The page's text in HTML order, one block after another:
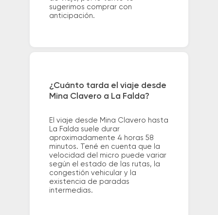
sugerimos comprar con
anticipación.
¿Cuánto tarda el viaje desde
Mina Clavero a La Falda?
El viaje desde Mina Clavero hasta
La Falda suele durar
aproximadamente 4 horas 58
minutos. Tené en cuenta que la
velocidad del micro puede variar
según el estado de las rutas, la
congestión vehicular y la
existencia de paradas
intermedias.